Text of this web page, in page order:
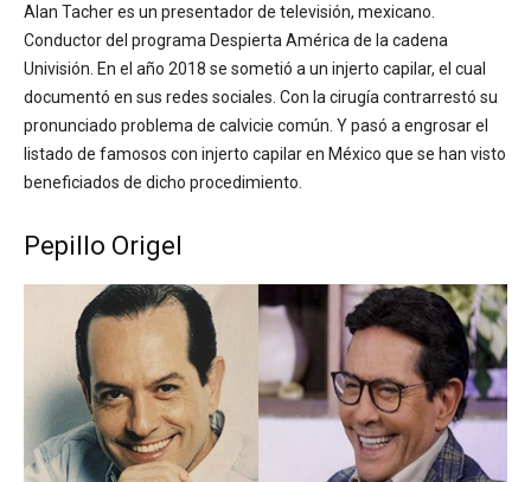
Alan Tacher es un presentador de televisión, mexicano.
Conductor del programa Despierta América de la cadena
Univisión. En el año 2018 se sometió a un injerto capilar, el cual
documentó en sus redes sociales. Con la cirugía contrarrestó su
pronunciado problema de calvicie común. Y pasó a engrosar el
listado de famosos con injerto capilar en México que se han visto
beneficiados de dicho procedimiento.
Pepillo Origel